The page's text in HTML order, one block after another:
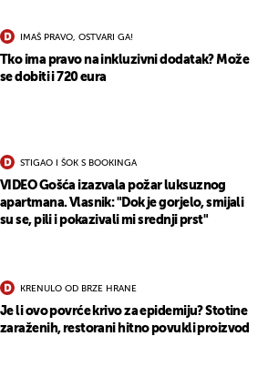
IMAŠ PRAVO, OSTVARI GA!
Tko ima pravo na inkluzivni dodatak? Može
se dobiti i 720 eura
STIGAO I ŠOK S BOOKINGA
VIDEO Gošća izazvala požar luksuznog
apartmana. Vlasnik: "Dok je gorjelo, smijali
su se, pili i pokazivali mi srednji prst"
KRENULO OD BRZE HRANE
Je li ovo povrće krivo za epidemiju? Stotine
zaraženih, restorani hitno povukli proizvod